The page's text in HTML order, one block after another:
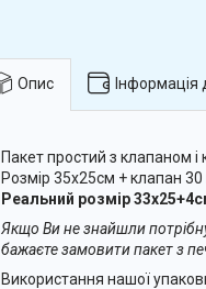
Опис Інформація
Пакет простий з клапаном і
Розмір 35х25см + клапан
Реальний розмір
Якщо Ви не знайшли потрібну
бажаєте замовити пакет з
Використання нашої